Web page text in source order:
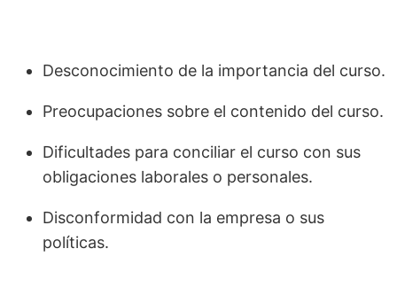
Desconocimiento de la importancia del curso.
Preocupaciones sobre el contenido del curso.
Dificultades para conciliar el curso con sus
obligaciones laborales o personales.
Disconformidad con la empresa o sus
políticas.